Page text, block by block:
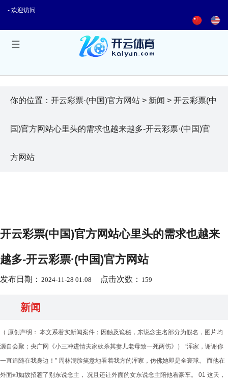
- 欢迎访问
你的位置： 开云彩票·(中国)官方网站 > 新闻 > 开云彩票(中
国)官方网站心里头的需求也越来越多-开云彩票·(中国)官
方网站
开云彩票(中国)官方网站心里头的需求也越来
越多-开云彩票·(中国)官方网站
发布日期： 2024-11-28 01:08 点击次数： 159
新闻
（ 原创声明： 本文系着实新闻案件；因触及诡秘，东说念主名部分为假名，图片均
源自会聚；央广网《小三冲进情夫家砍杀其妻儿老母致一死两伤》） “浑家，谢谢你
一直追随在我身边！” 周林满脸笑意地看着我方的浑家，仿佛她即是全寰球。 而他在
外面却如故招惹了别东说念主， 况且还让外面的女东说念主陪他看豪车。 01 这天，